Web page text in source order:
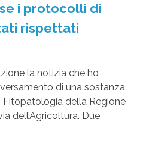
i protocolli di
rispettati
la notizia che ho
di una sostanza
della Regione
dell’Agricoltura. Due